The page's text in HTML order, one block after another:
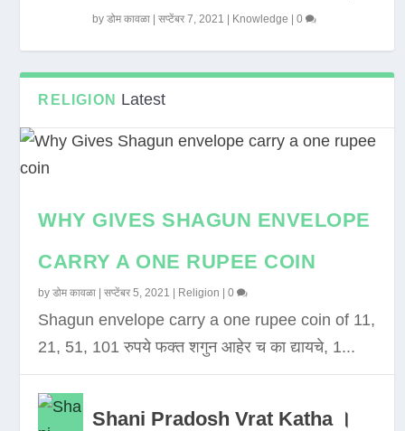
byडोम कावळा |सप्टेंबर 7, 2021 Knowledge |0
RELIGION Latest
WHY GIVES SHAGUN ENVELOPE
CARRY A ONE RUPEE COIN
byडोम कावळा |सप्टेंबर 5, 2021 Religion |0
Shagun envelope carry a one rupee coin of 11,
21, 51, 101 रुपये फक्त शगुन आहेर च का द्यायचे, 1...
Shani Pradosh Vrat Katha ।